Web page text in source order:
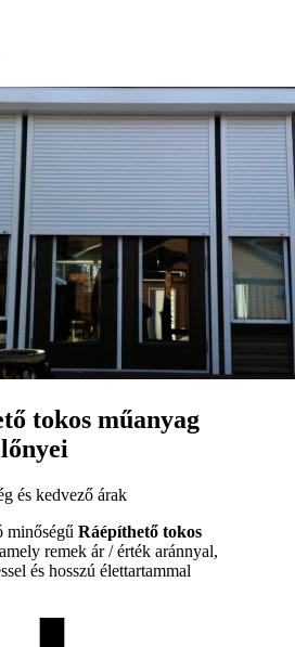
tokos műanyag
és kedvező árak
minőségű Ráépíthető tokos
remek ár / érték aránnyal,
és hosszú élettartammal